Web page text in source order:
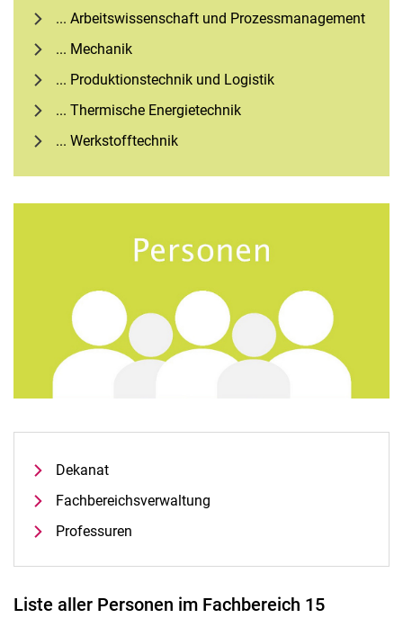
... Ar­beits­wis­sen­schaft und Pro­zess­ma­nage­ment
... Mechanik
... Produktionstechnik und Logistik
... Thermische Energietechnik
... Werkstofftechnik
Dekanat
Fach­be­reichs­ver­wal­tung
Professuren
Liste aller Personen im Fachbereich 15